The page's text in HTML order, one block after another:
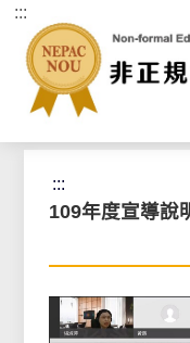
跳到主要內容區塊
:::
首頁>活動相簿
:::
109年度宣導說